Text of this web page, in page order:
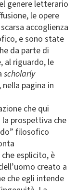
genere letterario
le opere
accoglienza
e sono state
da parte di
riguardo, le
scholarly
pagina in
che qui
prospettiva che
filosofico
esplicito, è
creato a
che egli intende